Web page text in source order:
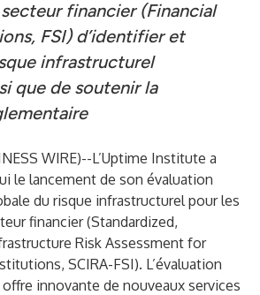
financier (Financial
FSI) d’identifier et
infrastructurel
que de soutenir la
WIRE)--L’Uptime Institute a
le lancement de son évaluation
du risque infrastructurel pour les
financier (Standardized,
Risk Assessment for
SCIRA-FSI). L’évaluation
innovante de nouveaux services